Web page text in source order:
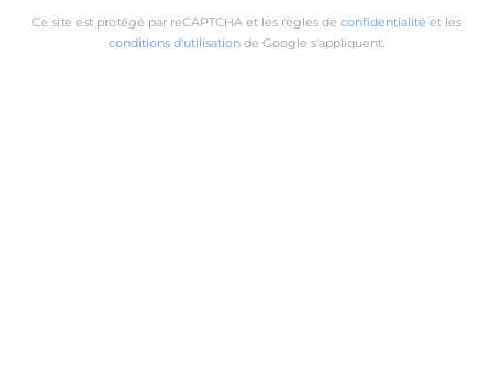
Ce site est protégé par reCAPTCHA et les règles de confidentialité et les
conditions d'utilisationde Google s'appliquent.